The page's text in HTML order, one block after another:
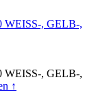
WEISS-, GELB-,
WEISS-, GELB-,
↑